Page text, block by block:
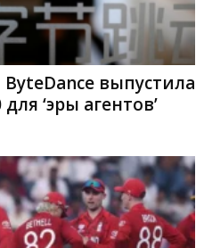
выпустила
‘эры агентов’